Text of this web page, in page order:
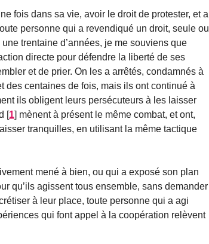
fois dans sa vie, avoir le droit de protester, et a
personne qui a revendiqué un droit, seule ou
trentaine d’années, je me souviens que
directe pour défendre la liberté de ses
et de prier. On les a arrêtés, condamnés à
des centaines de fois, mais ils ont continué à
ils obligent leurs persécuteurs à les laisser
[1] mènent à présent le même combat, et ont,
tranquilles, en utilisant la même tactique
mené à bien, ou qui a exposé son plan
qu’ils agissent tous ensemble, sans demander
à leur place, toute personne qui a agi
qui font appel à la coopération relèvent